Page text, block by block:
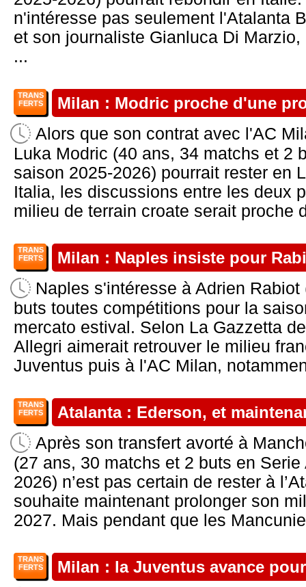
n'intéresse pas seulement l'Atalanta
et son journaliste Gianluca Di
...
TRANS
FERTS
Milan : Modric proche d'une
Alors que son contrat avec l'AC
Luka Modric (40 ans, 34 matchs et 2
saison 2025-2026) pourrait rester en
Italia, les discussions entre les deux
milieu de terrain croate serait proche
TRANS
FERTS
Milan : Naples insiste pour
Naples s'intéresse à Adrien
buts toutes compétitions pour la
mercato estival. Selon La Gazzetta
Allegri aimerait retrouver le milieu
Juventus puis à l'AC Milan,
TRANS
FERTS
Atalanta : Ederson, et
Après son transfert avorté à
(27 ans, 30 matchs et 2 buts en
2026) n’est pas certain de rester à
souhaite maintenant prolonger son
2027. Mais pendant que les
TRANS
FERTS
Milan : la Juventus avance